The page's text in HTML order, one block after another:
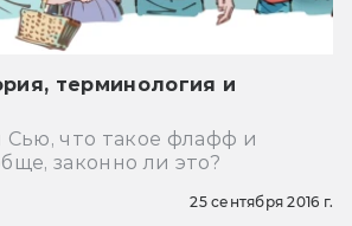
терминология и
Сью, что такое флафф и
законно ли это?
25 сентября 2016 г.